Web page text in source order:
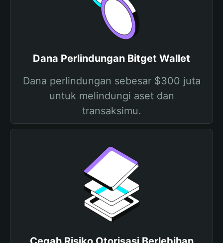
Dana Perlindungan Bitget Wallet
Dana perlindungan sebesar $300 juta
untuk melindungi aset dan
transaksimu.